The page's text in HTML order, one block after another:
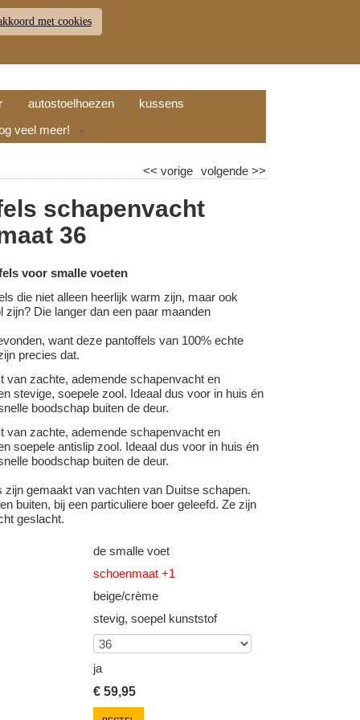
RETOUR WINKELWAGEN (
autostoelhoezen
kussens
veel meer! ▼
volgende>>
<< vorige
schapenvacht
36
voor smalle voeten
die niet alleen heerlijk warm zijn, maar ook
zijn? Die langer dan een paar maanden
want deze pantoffels van 100% echte
precies dat.
van zachte, ademende schapenvacht en
stevige, soepele zool. Ideaal dus voor in huis én
boodschap buiten de deur.
van zachte, ademende schapenvacht en
soepele antislip zool. Ideaal dus voor in huis én
boodschap buiten de deur.
zijn gemaakt van vachten van Duitse schapen.
buiten, bij een particuliere boer geleefd. Ze zijn
geslacht.
de smalle voet
schoenmaat +1
beige/crème
stevig, soepel kunststof
ja
€59,95
met cookies